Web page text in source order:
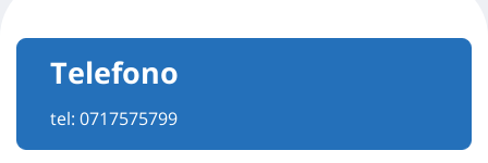
Telefono
tel: 0717575799